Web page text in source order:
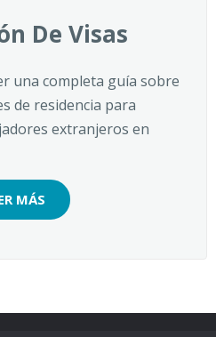
De Visas
una completa guía sobre
de residencia para
extranjeros en
MÁS